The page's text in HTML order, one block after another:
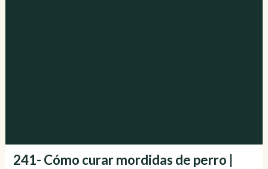
241- Cómo curar mordidas de perro |